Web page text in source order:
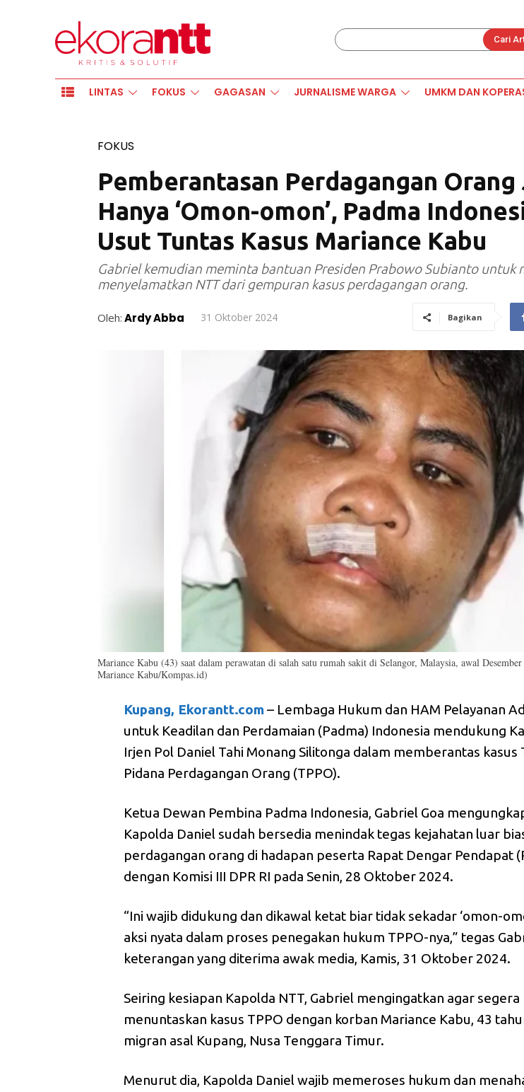
Cari
LINTAS FOKUS GAGASAN JURNALISME WARGA UMKM DAN
FOKUS
Pemberantasan Perdagangan Orang
Hanya ‘Omon-omon’, Padma
Usut Tuntas Kasus Mariance Kabu
Gabriel kemudian meminta bantuan Presiden Prabowo Subianto untuk
menyelamatkan NTT dari gempuran kasus perdagangan orang.
Oleh: Ardy Abba 31 Oktober 2024 Bagikan
Mariance Kabu (43) saat dalam perawatan di salah satu rumah sakit di Selangor, Malaysia, awal
Mariance Kabu/Kompas.id)
Kupang, Ekorantt.com– Lembaga Hukum dan HAM Pelayanan
untuk Keadilan dan Perdamaian (Padma) Indonesia mendukung
Irjen Pol Daniel Tahi Monang Silitonga dalam memberantas kasus
Pidana Perdagangan Orang (TPPO).
Ketua Dewan Pembina Padma Indonesia, Gabriel Goa
Kapolda Daniel sudah bersedia menindak tegas kejahatan luar
perdagangan orang di hadapan peserta Rapat Dengar Pendapat
dengan Komisi III DPR RI pada Senin, 28 Oktober 2024.
“Ini wajib didukung dan dikawal ketat biar tidak sekadar ‘omon-
aksi nyata dalam proses penegakan hukum TPPO-nya,” tegas
keterangan yang diterima awak media, Kamis, 31 Oktober 2024.
Seiring kesiapan Kapolda NTT, Gabriel mengingatkan agar segera
menuntaskan kasus TPPO dengan korban Mariance Kabu, 43
migran asal Kupang, Nusa Tenggara Timur.
Menurut dia, Kapolda Daniel wajib memeroses hukum dan